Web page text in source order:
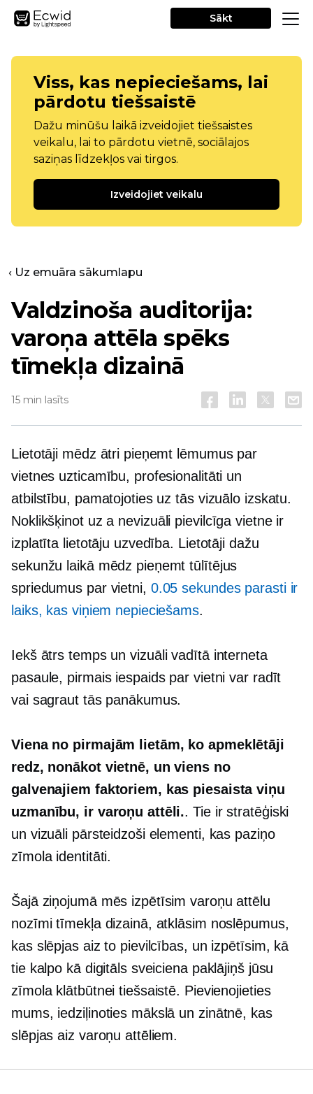
Sākt
Viss, kas nepieciešams, lai
pārdotu tiešsaistē
Dažu minūšu laikā izveidojiet tiešsaistes
veikalu, lai to pārdotu vietnē, sociālajos
saziņas līdzekļos vai tirgos.
Izveidojiet veikalu
‹ Uz emuāra sākumlapu
Valdzinoša auditorija:
varoņa attēla spēks
tīmekļa dizainā
15 min lasīts
Lietotāji mēdz ātri pieņemt lēmumus par
vietnes uzticamību, profesionalitāti un
atbilstību, pamatojoties uz tās vizuālo izskatu.
Noklikšķinot uz a nevizuāli pievilcīga vietne ir
izplatīta lietotāju uzvedība. Lietotāji dažu
sekunžu laikā mēdz pieņemt tūlītējus
spriedumus par vietni, 0.05 sekundes parasti ir
laiks, kas viņiem nepieciešams.
Iekš ātrs tempsun vizuāli vadītā interneta
pasaule, pirmais iespaids par vietni var radīt
vai sagraut tās panākumus.
Viena no pirmajām lietām, ko apmeklētāji
redz, nonākot vietnē, un viens no
galvenajiem faktoriem, kas piesaista viņu
uzmanību, ir varoņu attēli.. Tie ir stratēģiski
un vizuāli pārsteidzoši elementi, kas paziņo
zīmola identitāti.
Šajā ziņojumā mēs izpētīsim varoņu attēlu
nozīmi tīmekļa dizainā, atklāsim noslēpumus,
kas slēpjas aiz to pievilcības, un izpētīsim, kā
tie kalpo kā digitāls sveiciena paklājiņš jūsu
zīmola klātbūtnei tiešsaistē. Pievienojieties
mums, iedziļinoties mākslā un zinātnē, kas
slēpjas aiz varoņu attēliem.